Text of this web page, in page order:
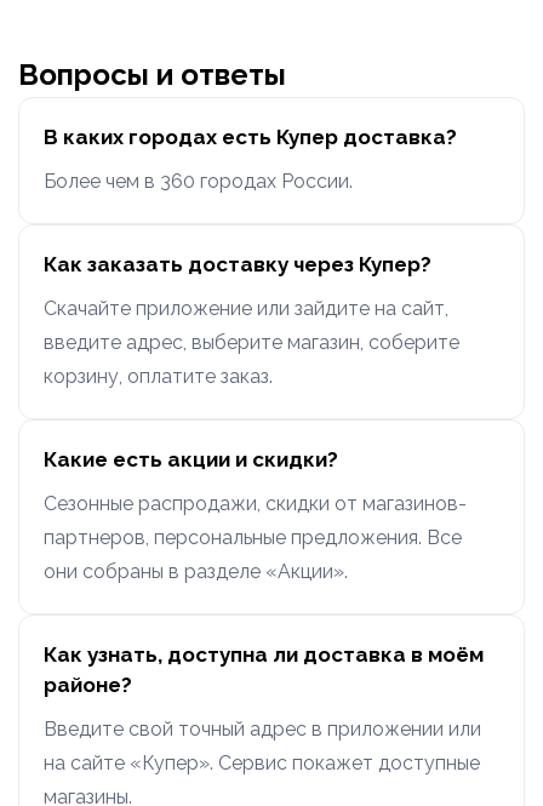
Вопросы и ответы
В каких городах есть Купер доставка?
Более чем в 360 городах России.
Как заказать доставку через Купер?
Скачайте приложение или зайдите на сайт,
введите адрес, выберите магазин, соберите
корзину, оплатите заказ.
Какие есть акции и скидки?
Сезонные распродажи, скидки от магазинов-
партнеров, персональные предложения. Все
они собраны в разделе «Акции».
Как узнать, доступна ли доставка в моём
районе?
Введите свой точный адрес в приложении или
на сайте «Купер». Сервис покажет доступные
магазины.